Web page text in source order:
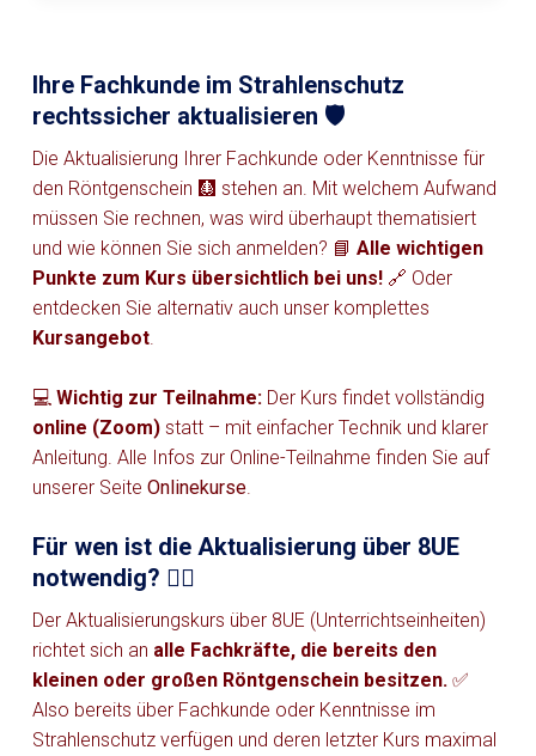
Ihre Fachkunde im Strahlenschutz
rechtssicher aktualisieren 🛡️
Die Aktualisierung Ihrer Fachkunde oder Kenntnisse für
den Röntgenschein 🩻 stehen an. Mit welchem Aufwand
müssen Sie rechnen, was wird überhaupt thematisiert
und wie können Sie sich anmelden? 📘 Alle wichtigen
Punkte zum Kurs übersichtlich bei uns! 🔗 Oder
entdecken Sie alternativ auch unser komplettes
Kursangebot
💻 Wichtig zur Teilnahme: Der Kurs findet vollständig
online (Zoom) statt – mit einfacher Technik und klarer
Anleitung. Alle Infos zur Online-Teilnahme finden Sie auf
unserer Seite Onlinekurse
Für wen ist die Aktualisierung über 8UE
notwendig? 👩‍⚕️
Der Aktualisierungskurs über 8UE (Unterrichtseinheiten)
richtet sich an alle Fachkräfte, die bereits den
kleinen oder großen Röntgenschein besitzen. ✅
Also bereits über Fachkunde oder Kenntnisse im
Strahlenschutz verfügen und deren letzter Kurs maximal